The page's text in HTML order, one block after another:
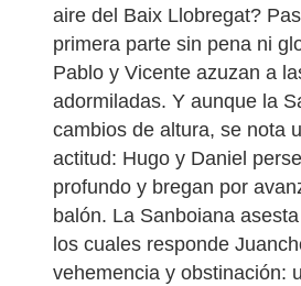
aire del Baix Llobregat?
primera parte sin pena ni
Pablo y Vicente azuzan a
adormiladas. Y aunque la
cambios de altura, se nota
actitud: Hugo y Daniel
profundo y bregan por
balón. La Sanboiana
los cuales responde
vehemencia y obstinación: